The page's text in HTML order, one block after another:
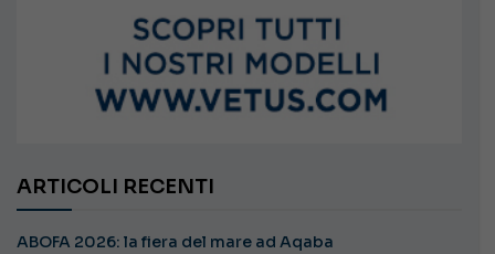
ARTICOLI RECENTI
ABOFA 2026: la fiera del mare ad Aqaba